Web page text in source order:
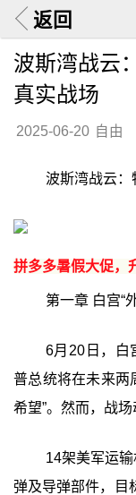
返回
波斯湾战云
真实战场
2025-06-20 自由
波斯湾战云：
拼多多暑假大促，
第一章 白宫“
6月20日，白
普总统将在未来两
希望”。然而，战
14架美军运
弹及导弹部件，